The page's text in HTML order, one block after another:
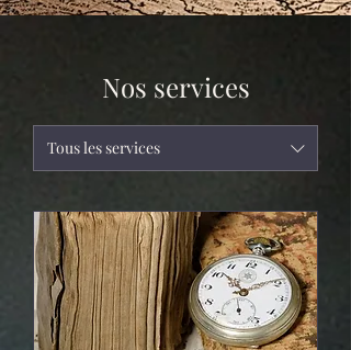
Nos services
Tous les services